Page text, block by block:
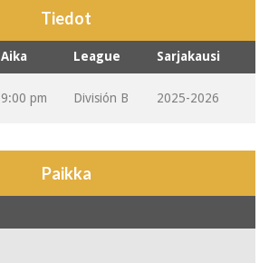
Tiedot
Aika League Sarjakausi
9:00 pm División B 2025-2026
Paikka